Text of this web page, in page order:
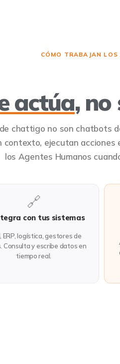
CÓMO TRABAJAN LOS
actúa, no
chattigo no son chatbots
contexto, ejecutan
los Agentes Humanos
🔗
con tus sistemas
ERP, logística, gestores de
Consulta y escribe datos en
tiempo real.